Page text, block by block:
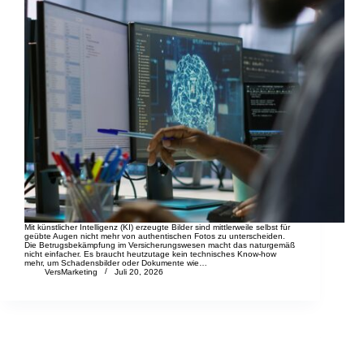
Mit künstlicher Intelligenz (KI) erzeugte Bilder sind mittlerweile selbst für
geübte Augen nicht mehr von authentischen Fotos zu unterscheiden.
Die Betrugsbekämpfung im Versicherungswesen macht das naturgemäß
nicht einfacher. Es braucht heutzutage kein technisches Know-how
mehr, um Schadensbilder oder Dokumente wie…
VersMarketing
Juli 20, 2026